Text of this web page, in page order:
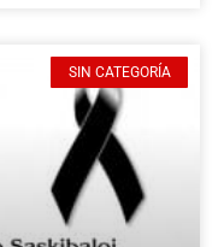
SIN CATEGORÍA